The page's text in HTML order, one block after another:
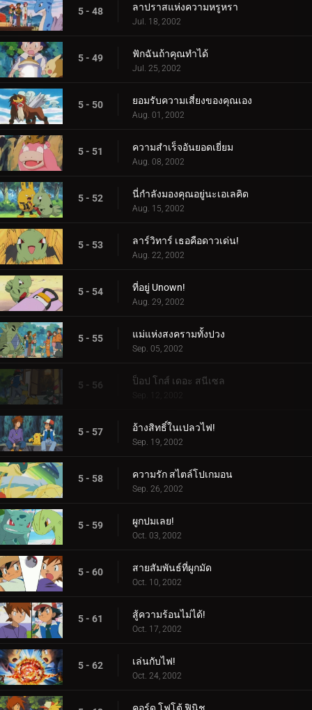
5 - 48 ลาปราสแห่งความหรูหรา
Jul. 18, 2002
5 - 49 ฟักฉันถ้าคุณทำได้
Jul. 25, 2002
5 - 50 ยอมรับความเสี่ยงของคุณเอง
Aug. 01, 2002
5 - 51 ความสำเร็จอันยอดเยี่ยม
Aug. 08, 2002
5 - 52 นี่กำลังมองคุณอยู่นะเอเลคิด
Aug. 15, 2002
5 - 53 ลาร์วิทาร์ เธอคือดาวเด่น!
Aug. 22, 2002
5 - 54 ที่อยู่ Unown!
Aug. 29, 2002
5 - 55 แม่แห่งสงครามทั้งปวง
Sep. 05, 2002
5 - 56 ป็อป โกส์ เดอะ สนีเซล
Sep. 12, 2002
5 - 57 อ้างสิทธิ์ในเปลวไฟ!
Sep. 19, 2002
5 - 58 ความรัก สไตล์โปเกมอน
Sep. 26, 2002
5 - 59 ผูกปมเลย!
Oct. 03, 2002
5 - 60 สายสัมพันธ์ที่ผูกมัด
Oct. 10, 2002
5 - 61 สู้ความร้อนไม่ได้!
Oct. 17, 2002
5 - 62 เล่นกับไฟ!
Oct. 24, 2002